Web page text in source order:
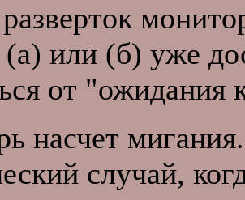
или (б) уже
от "ожидания
насчет
случай,